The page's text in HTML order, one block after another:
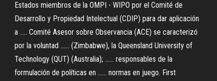
Estados miembros de la OMPI - WIPO por el Comité de
Desarrollo y Propiedad Intelectual (CDIP) para dar aplicación
a ..... Comité Asesor sobre Observancia (ACE) se caracterizó
por la voluntad ...... (Zimbabwe), la Queensland University of
Technology (QUT) (Australia); ...... responsables de la
formulación de políticas en ...... normas en juego. First